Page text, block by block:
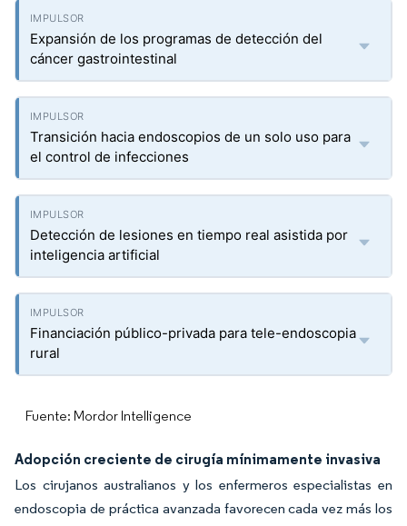
Expansión de los programas de detección del
cáncer gastrointestinal
Transición hacia endoscopios de un solo uso para
el control de infecciones
Detección de lesiones en tiempo real asistida por
inteligencia artificial
Financiación público-privada para tele-endoscopia
rural
Fuente: Mordor Intelligence
Adopción creciente de cirugía mínimamente invasiva
Los cirujanos australianos y los enfermeros especialistas en
endoscopia de práctica avanzada favorecen cada vez más los